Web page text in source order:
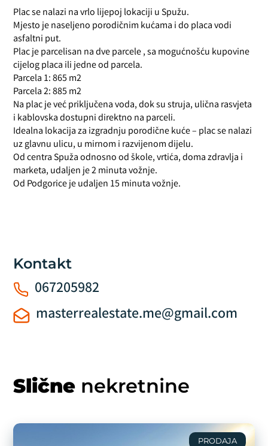
Plac se nalazi na vrlo lijepoj lokaciji u Spužu.
Mjesto je naseljeno porodičnim kućama i do placa vodi
asfaltni put.
Plac je parcelisan na dve parcele , sa mogućnošću kupovine
cijelog placa ili jedne od parcela.
Parcela 1: 865 m2
Parcela 2: 885 m2
Na plac je već priključena voda, dok su struja, ulična rasvjeta
i kablovska dostupni direktno na parceli.
Idealna lokacija za izgradnju porodične kuće – plac se nalazi
uz glavnu ulicu, u mirnom i razvijenom dijelu.
Od centra Spuža odnosno od škole, vrtića, doma zdravlja i
marketa, udaljen je 2 minuta vožnje.
Od Podgorice je udaljen 15 minuta vožnje.
Kontakt
067205982
masterrealestate.me@gmail.com
Slične nekretnine
PRODAJA